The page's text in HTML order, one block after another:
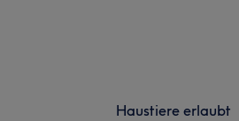
Haustiere erlaubt